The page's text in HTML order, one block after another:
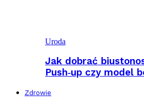
Uroda
Jak dobrać
Push‑up czy model
Zdrowie